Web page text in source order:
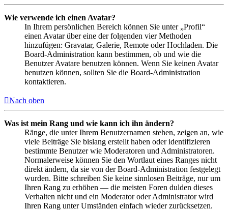
Wie verwende ich einen Avatar?
In Ihrem persönlichen Bereich können Sie unter „Profil“
einen Avatar über eine der folgenden vier Methoden
hinzufügen: Gravatar, Galerie, Remote oder Hochladen. Die
Board-Administration kann bestimmen, ob und wie die
Benutzer Avatare benutzen können. Wenn Sie keinen Avatar
benutzen können, sollten Sie die Board-Administration
kontaktieren.
Nach oben
Was ist mein Rang und wie kann ich ihn ändern?
Ränge, die unter Ihrem Benutzernamen stehen, zeigen an, wie
viele Beiträge Sie bislang erstellt haben oder identifizieren
bestimmte Benutzer wie Moderatoren und Administratoren.
Normalerweise können Sie den Wortlaut eines Ranges nicht
direkt ändern, da sie von der Board-Administration festgelegt
wurden. Bitte schreiben Sie keine sinnlosen Beiträge, nur um
Ihren Rang zu erhöhen — die meisten Foren dulden dieses
Verhalten nicht und ein Moderator oder Administrator wird
Ihren Rang unter Umständen einfach wieder zurücksetzen.